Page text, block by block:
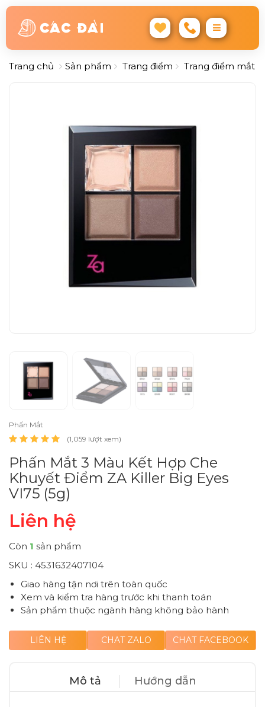
Trang chủ Sản phẩm Trang điểm Trang điểm mắt
Phấn Mắt
(1,059 lượt xem)
Phấn Mắt 3 Màu Kết Hợp Che
Khuyết Điểm ZA Killer Big Eyes
VI75 (5g)
Liên hệ
Còn 1 sản phẩm
SKU : 4531632407104
Giao hàng tận nơi trên toàn quốc
Xem và kiểm tra hàng trước khi thanh toán
Sản phẩm thuộc ngành hàng không bảo hành
LIÊN HỆ CHAT ZALO CHAT FACEBOOK
Mô tả Hướng dẫn